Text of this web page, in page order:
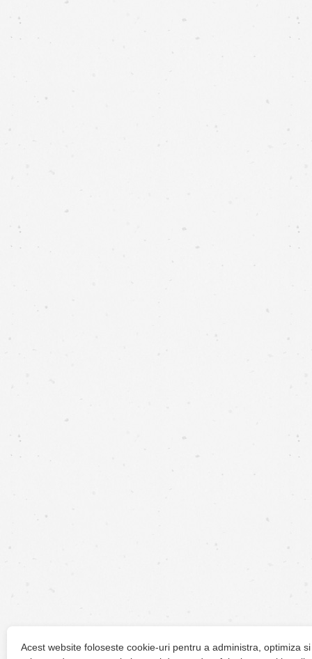
Acest website foloseste cookie-uri pentru a administra, optimiza